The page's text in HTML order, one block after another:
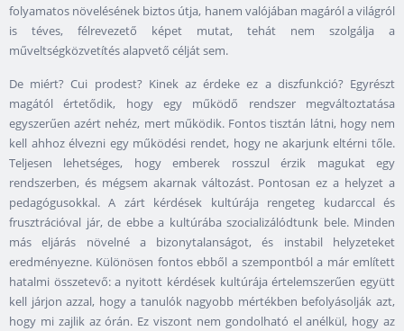
folyamatos növelésének biztos útja, hanem valójában magáról a világról
is téves, félrevezető képet mutat, tehát nem szolgálja a
műveltségközvetítés alapvető célját sem.
De miért? Cui prodest? Kinek az érdeke ez a diszfunkció? Egyrészt
magától értetődik, hogy egy működő rendszer megváltoztatása
egyszerűen azért nehéz, mert működik. Fontos tisztán látni, hogy nem
kell ahhoz élvezni egy működési rendet, hogy ne akarjunk eltérni tőle.
Teljesen lehetséges, hogy emberek rosszul érzik magukat egy
rendszerben, és mégsem akarnak változást. Pontosan ez a helyzet a
pedagógusokkal. A zárt kérdések kultúrája rengeteg kudarccal és
frusztrációval jár, de ebbe a kultúrába szocializálódtunk bele. Minden
más eljárás növelné a bizonytalanságot, és instabil helyzeteket
eredményezne. Különösen fontos ebből a szempontból a már említett
hatalmi összetevő: a nyitott kérdések kultúrája értelemszerűen együtt
kell járjon azzal, hogy a tanulók nagyobb mértékben befolyásolják azt,
hogy mi zajlik az órán. Ez viszont nem gondolható el anélkül, hogy az